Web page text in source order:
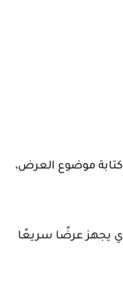
موضوع العرض،
يجهز عرضًا سريعًا